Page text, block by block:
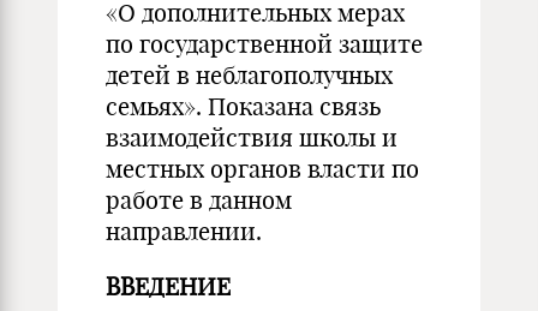
«О дополнительных мерах
по государственной защите
детей в неблагополучных
семьях». Показана связь
взаимодействия школы и
местных органов власти по
работе в данном
направлении.
ВВЕДЕНИЕ